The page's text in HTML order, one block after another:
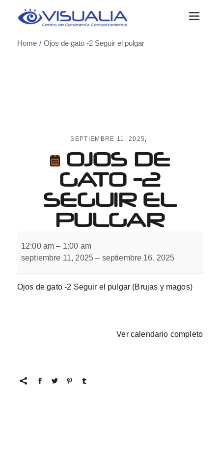
Home
Ojos de gato -2 Seguir el pulgar
SEPTIEMBRE 11, 2025
OJOS DE
GATO -2
SEGUIR EL
PULGAR
de
gato
-2
el
pulgar
12:00 am – 1:00 am
septiembre 11, 2025 – septiembre 16, 2025
Ojos de gato -2 Seguir el pulgar (Brujas y magos)
Ver calendario completo